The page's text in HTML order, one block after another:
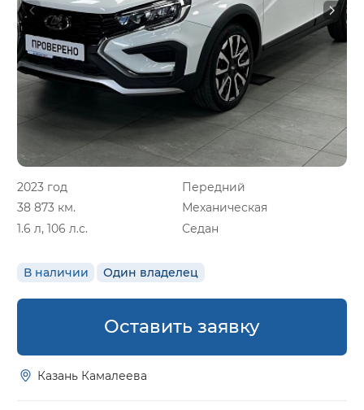
2023 год
Передний
38 873 км.
Механическая
1.6 л, 106 л.с.
Седан
В наличии Один владелец
Оставить заявку
Казань Камалеева